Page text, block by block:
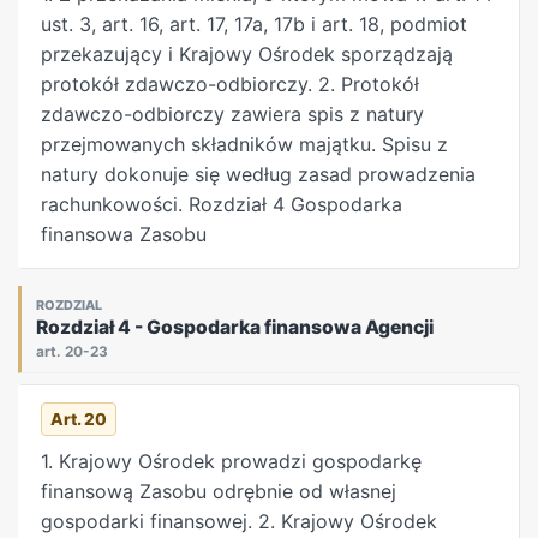
przepisy wydane na podstawie art. 37. 5. Przepisy
ust. 1 i 2 nie dotyczą prawa wieczystego
użytkowania oraz prawa służebności i
użytkowania, określonych w przepisach o
ubezpieczeniu społecznym rolników.
Art. 17 b. 1. Z zastrzeżeniem ust. 2, opłata roczna
z tytułu użytkowania wieczystego wynosi w
odniesieniu do nieruchomości Zasobu
1) na cele obronności państwa, w tym ochrony
przeciwpożarowej 0,1 %,
2a) na cele mieszkaniowe, na realizację urządzeń
infrastruktury technicznej oraz innych celów
publicznych 1 %,
3) na inne cele 3 % wartości nieruchomości
ustalonej w sposób określony w art. 30 ust. 1, z
ust. 3, art. 16, art. 17, 17a, 17b i art. 18, podmiot
przekazujący i Krajowy Ośrodek sporządzają
protokół zdawczo-odbiorczy. 2. Protokół
zdawczo-odbiorczy zawiera spis z natury
przejmowanych składników majątku. Spisu z
natury dokonuje się według zasad prowadzenia
rachunkowości. Rozdział 4 Gospodarka
finansowa Zasobu
ROZDZIAL
Rozdział 4 - Gospodarka finansowa Agencji
art. 20-23
Art. 20
1. Krajowy Ośrodek prowadzi gospodarkę
finansową Zasobu odrębnie od własnej
gospodarki finansowej. 2. Krajowy Ośrodek